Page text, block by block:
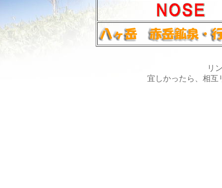
リ
宜しかったら、相互